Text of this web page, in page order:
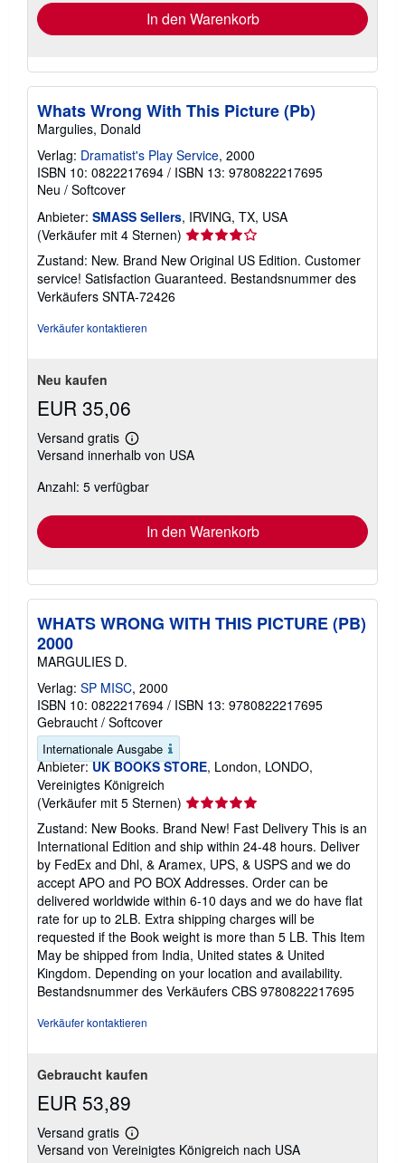
In den Warenkorb
Whats Wrong With This Picture (Pb)
Margulies, Donald
Verlag: Dramatist's Play Service, 2000
ISBN 10: 0822217694 / ISBN 13: 9780822217695
Neu / Softcover
Anbieter: SMASS Sellers, IRVING, TX, USA
(Verkäufer mit 4 Sternen) Verkäuferbewertung
4
von
5
Zustand: New. Brand New Original US Edition. Customer
service! Satisfaction Guaranteed. Bestandsnummer des
Verkäufers SNTA-72426
Verkäufer kontaktieren
Neu kaufen
EUR 35,06
Versand gratis
Weitere
Informationen
Versandkosten
Versand innerhalb von USA
Anzahl: 5 verfügbar
In den Warenkorb
WHATS WRONG WITH THIS PICTURE (PB)
2000
MARGULIES D.
Verlag: SP MISC, 2000
ISBN 10: 0822217694 / ISBN 13: 9780822217695
Gebraucht / Softcover
Internationale Ausgabe
Anbieter: UK BOOKS STORE, London, LONDO,
Vereinigtes Königreich
(Verkäufer mit 5 Sternen) Verkäuferbewertung
von
5
Sternen
Zustand: New Books. Brand New! Fast Delivery This is an
International Edition and ship within 24-48 hours. Deliver
by FedEx and Dhl, & Aramex, UPS, & USPS and we do
accept APO and PO BOX Addresses. Order can be
delivered worldwide within 6-10 days and we do have flat
rate for up to 2LB. Extra shipping charges will be
requested if the Book weight is more than 5 LB. This Item
May be shipped from India, United states & United
Kingdom. Depending on your location and availability.
Bestandsnummer des Verkäufers CBS 9780822217695
Verkäufer kontaktieren
Gebraucht kaufen
EUR 53,89
Versand gratis
Weitere
Informationen
Versand von Vereinigtes Königreich nach USA